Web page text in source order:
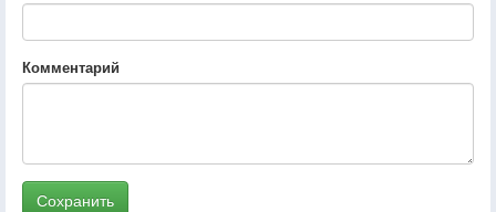
Комментарий
Сохранить